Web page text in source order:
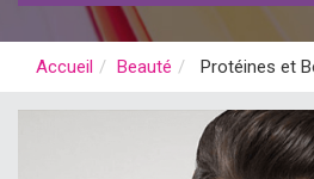
Accueil Beauté Protéines et